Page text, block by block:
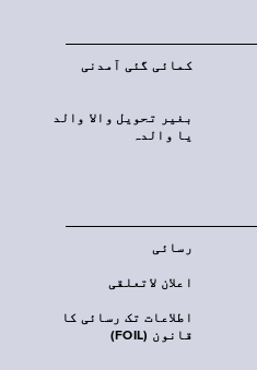
کمائی گئی آمدنی
بغیر تحویل والا والد
یا والدہ
رسائی
اعلان لاتعلقی
اطلاعات تک رسائی کا
قانون (FOIL)